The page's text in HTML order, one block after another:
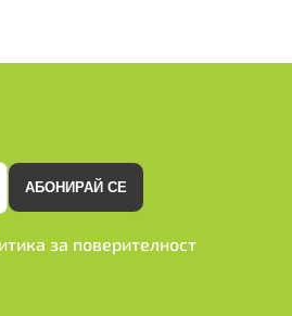
АБОНИРАЙ СЕ
за поверителност